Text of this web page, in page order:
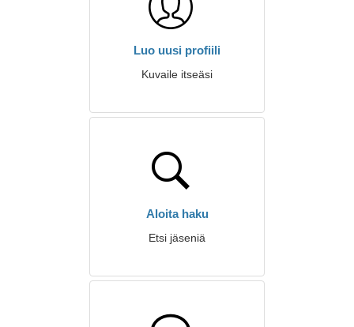
Luo uusi profiili
Kuvaile itseäsi
Aloita haku
Etsi jäseniä